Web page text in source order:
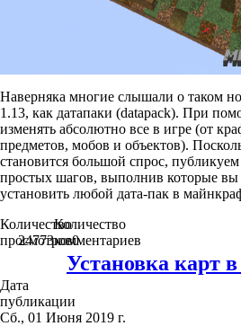
Наверняка многие слышали о таком
1.13, как датапаки (datapack). При
изменять абсолютно все в игре (от
предметов, мобов и объектов).
становится большой спрос, публикуем
простых шагов, выполнив которые вы
установить любой дата-пак в
Количество
просмотров
24773
Количество
комментариев
0
Установка карт
Дата
публикации
Сб., 01 Июня 2019 г.